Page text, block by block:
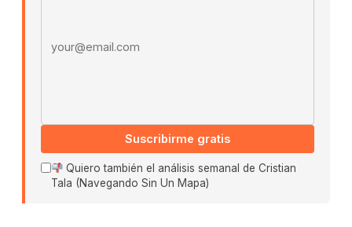
Suscribirme gratis
Quiero también el análisis semanal de Cristian
Tala (Navegando Sin Un Mapa)
Buscar: